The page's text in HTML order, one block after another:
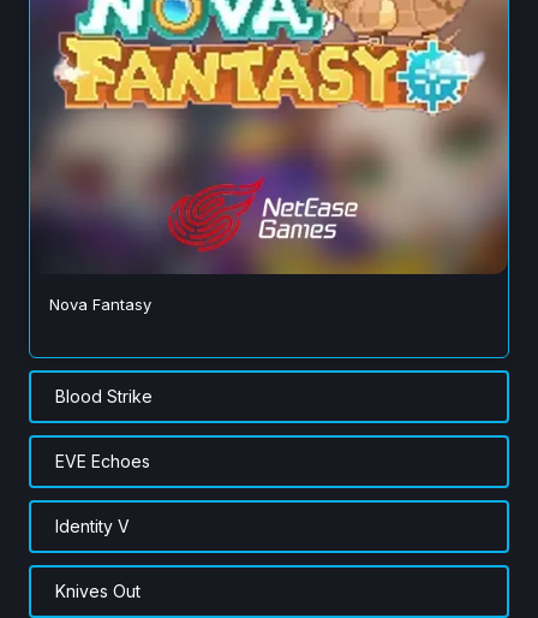
Nova Fantasy
Blood Strike
EVE Echoes
Identity V
Knives Out